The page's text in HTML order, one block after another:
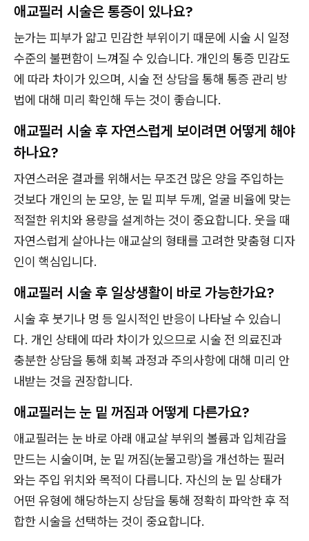
애교필러 시술은 통증이 있나요?
눈가는 피부가 얇고 민감한 부위이기 때문에 시술 시 일정
수준의 불편함이 느껴질 수 있습니다. 개인의 통증 민감도
에 따라 차이가 있으며, 시술 전 상담을 통해 통증 관리 방
법에 대해 미리 확인해 두는 것이 좋습니다.
애교필러 시술 후 자연스럽게 보이려면 어떻게 해야
하나요?
자연스러운 결과를 위해서는 무조건 많은 양을 주입하는
것보다 개인의 눈 모양, 눈 밑 피부 두께, 얼굴 비율에 맞는
적절한 위치와 용량을 설계하는 것이 중요합니다. 웃을 때
자연스럽게 살아나는 애교살의 형태를 고려한 맞춤형 디자
인이 핵심입니다.
애교필러 시술 후 일상생활이 바로 가능한가요?
시술 후 붓기나 멍 등 일시적인 반응이 나타날 수 있습니
다. 개인 상태에 따라 차이가 있으므로 시술 전 의료진과
충분한 상담을 통해 회복 과정과 주의사항에 대해 미리 안
내받는 것을 권장합니다.
애교필러는 눈 밑 꺼짐과 어떻게 다른가요?
애교필러는 눈 바로 아래 애교살 부위의 볼륨과 입체감을
만드는 시술이며, 눈 밑 꺼짐(눈물고랑)을 개선하는 필러
와는 주입 위치와 목적이 다릅니다. 자신의 눈 밑 상태가
어떤 유형에 해당하는지 상담을 통해 정확히 파악한 후 적
합한 시술을 선택하는 것이 중요합니다.